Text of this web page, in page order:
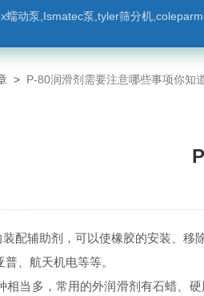
动泵,Ismatec泵,tyler筛分机,coleparmer,注射
> P-80润滑剂需要注意哪些事项你知
装配辅助剂，可以使橡胶的安装、移
、航天机电等等。
多，常用的外润滑剂有石蜡、硬